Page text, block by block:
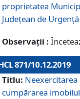
proprietatea
Judeţean de
Observații :
871/10.12.2019
Titlu:
cumpărarea